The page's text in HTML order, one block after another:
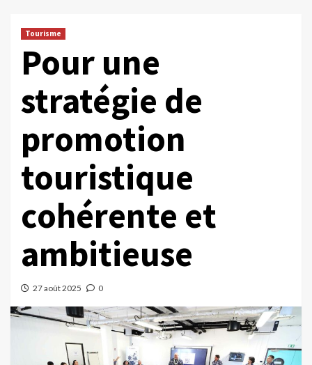
Tourisme
Pour une
stratégie de
promotion
touristique
cohérente et
ambitieuse
27 août 2025 0